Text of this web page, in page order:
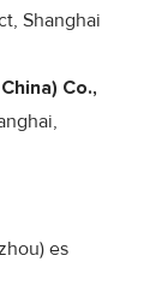
Shanghai
Co.,
es